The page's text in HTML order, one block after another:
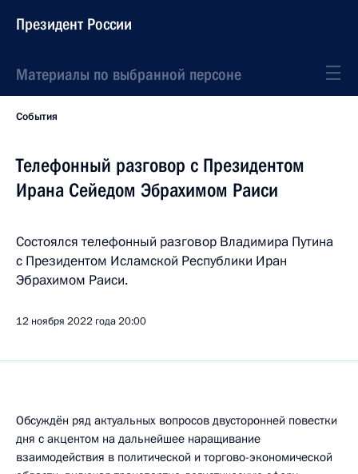
Президент России
Материалы по выбранной персоне
События
Телефонный разговор с Президентом
Ирана Сейедом Эбрахимом Раиси
Состоялся телефонный разговор Владимира Путина
с Президентом Исламской Республики Иран
Эбрахимом Раиси.
12 ноября 2022 года20:00
Обсуждён ряд актуальных вопросов двусторонней повестки
дня с акцентом на дальнейшее наращивание
взаимодействия в политической и торгово-экономической